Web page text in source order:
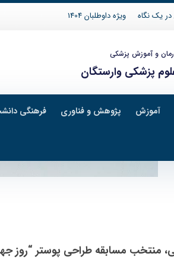
در یک نگاه ویژه داوطلبان 1404
و آموزش پزشکی
پزشکی وارستگان
آموزش پژوهش و فناوری فرهنگی
منتخب مسابقه طراحی پوستر “روز